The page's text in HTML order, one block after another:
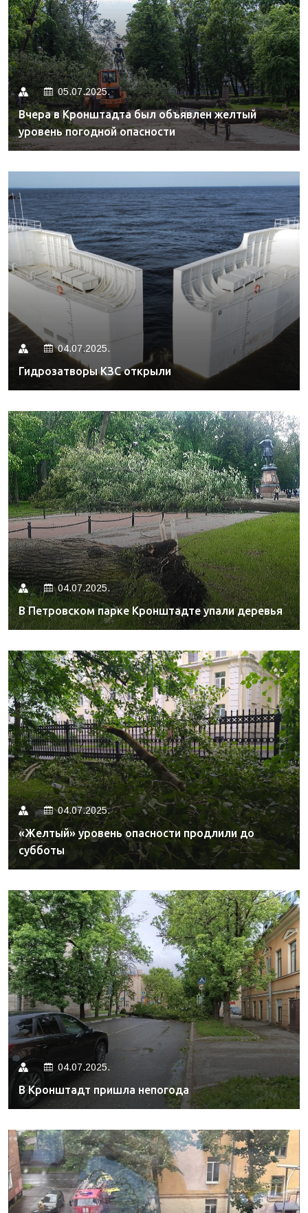
05.07.2025.
Вчера в Кронштадта был объявлен желтый
уровень погодной опасности
04.07.2025.
Гидрозатворы КЗС открыли
04.07.2025.
В Петровском парке Кронштадте упали деревья
04.07.2025.
«Желтый» уровень опасности продлили до
субботы
04.07.2025.
В Кронштадт пришла непогода